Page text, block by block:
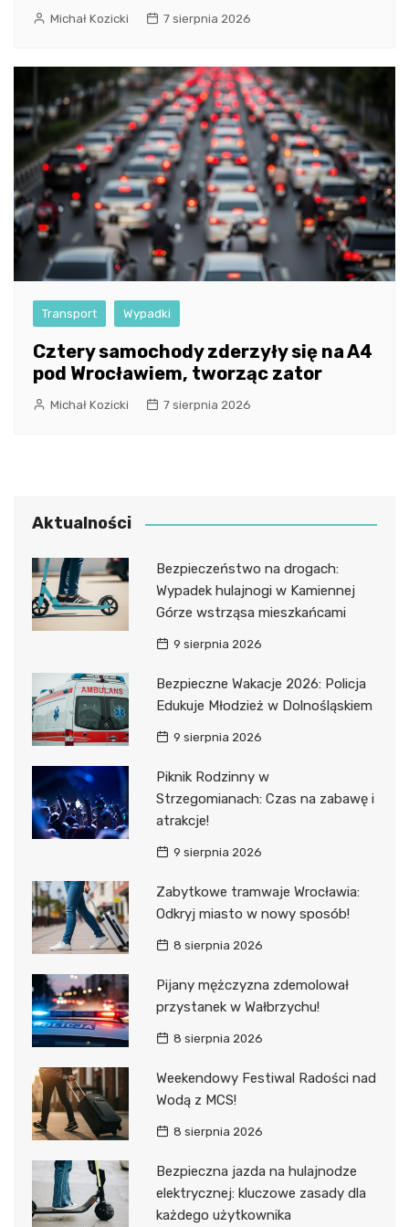
Michał Kozicki 7 sierpnia 2026
Transport Wypadki
Cztery samochody zderzyły się na A4
pod Wrocławiem, tworząc zator
Michał Kozicki 7 sierpnia 2026
Aktualności
Bezpieczeństwo na drogach:
Wypadek hulajnogi w Kamiennej
Górze wstrząsa mieszkańcami
9 sierpnia 2026
Bezpieczne Wakacje 2026: Policja
Edukuje Młodzież w Dolnośląskiem
9 sierpnia 2026
Piknik Rodzinny w
Strzegomianach: Czas na zabawę i
atrakcje!
9 sierpnia 2026
Zabytkowe tramwaje Wrocławia:
Odkryj miasto w nowy sposób!
8 sierpnia 2026
Pijany mężczyzna zdemolował
przystanek w Wałbrzychu!
8 sierpnia 2026
Weekendowy Festiwal Radości nad
Wodą z MCS!
8 sierpnia 2026
Bezpieczna jazda na hulajnodze
elektrycznej: kluczowe zasady dla
każdego użytkownika